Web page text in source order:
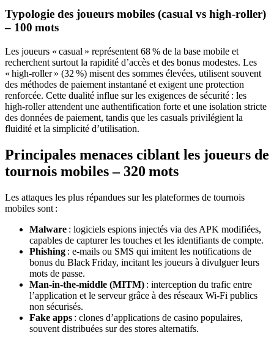
Typologie des joueurs mobiles (casual vs high‑roller)
– 100 mots
Les joueurs « casual » représentent 68 % de la base mobile et
recherchent surtout la rapidité d’accès et des bonus modestes. Les
« high‑roller » (32 %) misent des sommes élevées, utilisent souvent
des méthodes de paiement instantané et exigent une protection
renforcée. Cette dualité influe sur les exigences de sécurité : les
high‑roller attendent une authentification forte et une isolation stricte
des données de paiement, tandis que les casuals privilégient la
fluidité et la simplicité d’utilisation.
Principales menaces ciblant les joueurs de
tournois mobiles – 320 mots
Les attaques les plus répandues sur les plateformes de tournois
mobiles sont :
Malware : logiciels espions injectés via des APK modifiées,
capables de capturer les touches et les identifiants de compte.
Phishing : e‑mails ou SMS qui imitent les notifications de
bonus du Black Friday, incitant les joueurs à divulguer leurs
mots de passe.
Man‑in‑the‑middle (MITM) : interception du trafic entre
l’application et le serveur grâce à des réseaux Wi‑Fi publics
non sécurisés.
Fake apps : clones d’applications de casino populaires,
souvent distribuées sur des stores alternatifs.